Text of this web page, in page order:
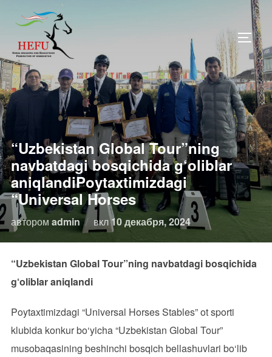
содержимому
“Uzbekistan Global Tour”ning
navbatdagi bosqichida g‘oliblar
aniqlandiPoytaxtimizdagi
“Universal Horses
автором admin вклОпубликовано
10 декабря, 2024
“Uzbekistan Global Tour”ning navbatdagi bosqichida
g‘oliblar aniqlandi
Poytaxtimizdagi “Universal Horses Stables” ot sporti
klubida konkur bo‘yicha “Uzbekistan Global Tour”
musobaqasining beshinchi bosqich bellashuvlari bo‘lib